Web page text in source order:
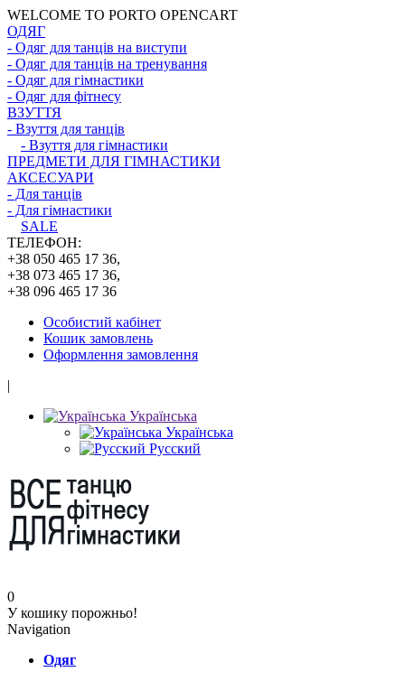
WELCOME TO PORTO OPENCART
ОДЯГ
- Одяг для танців на виступи
- Одяг для танців на тренування
- Одяг для гімнастики
- Одяг для фітнесу
ВЗУТТЯ
- Взуття для танців
- Взуття для гімнастики
ПРЕДМЕТИ ДЛЯ ГІМНАСТИКИ
АКСЕСУАРИ
- Для танців
- Для гімнастики
SALE
ТЕЛЕФОН:
+38 050 465 17 36,
+38 073 465 17 36,
+38 096 465 17 36
Особистий кабінет
Кошик замовлень
Оформлення замовлення
|
Українська
Українська
Русский
0
У кошику порожньо!
Navigation
Одяг